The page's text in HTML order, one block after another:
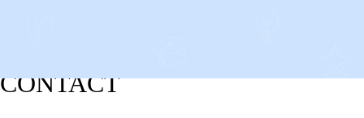
CONTACT